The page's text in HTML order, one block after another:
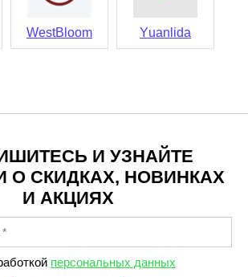
WestBloom Yuanlida
И УЗНАЙТЕ
О СКИДКАХ, НОВИНКАХ
И АКЦИЯХ
персональных данных